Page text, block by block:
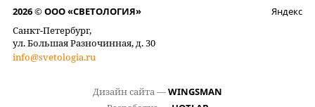
2026 © ООО «СВЕТОЛОГИЯ»
Санкт-Петербург,
ул. Большая Разночинная, д. 30
info@svetologia.ru
Яндекс
Дизайн сайта —WINGSMAN